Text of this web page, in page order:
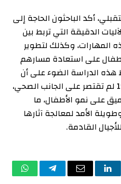
أكد الباحثون الحاجة إلى
الدقيقة التي تربط بين
المهارات، وكذلك لتطوير
على استعادة مسارهم
الدراسة الضوء على أن
تداعيات جائحة كوفيد-19 لم تقتصر على الجانب الصحي،
على نمو الأطفال، ما
الأمد لمعالجة آثارها
القادمة.
لينكدإنالبريد تيلقرام